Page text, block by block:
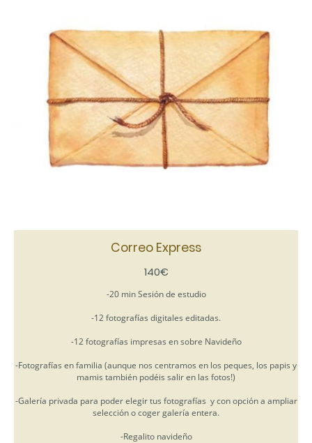
Correo Express
140€
-20 min Sesión de estudio
-12 fotografías digitales editadas.
-12 fotografías impresas en sobre Navideño
-Fotografías en familia (aunque nos centramos en los peques, los papis y
mamis también podéis salir en las fotos!)
-Galería privada para poder elegir tus fotografías y con opción a ampliar
selección o coger galería entera.
-Regalito navideño